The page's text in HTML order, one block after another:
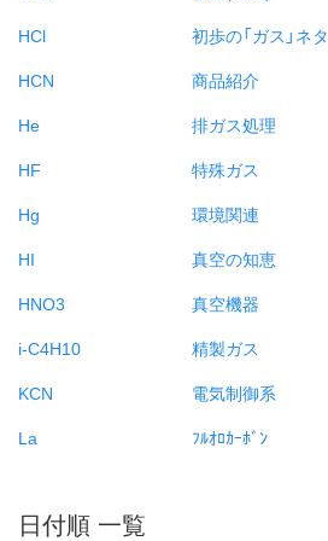
HCl
HCN
He
HF
Hg
HI
HNO3
i-C4H10
KCN
La
初歩の「ガス」ネタ
商品紹介
排ガス処理
特殊ガス
環境関連
真空の知恵
真空機器
精製ガス
電気制御系
ﾌﾙｵﾛｶｰﾎﾞﾝ
日付順 一覧